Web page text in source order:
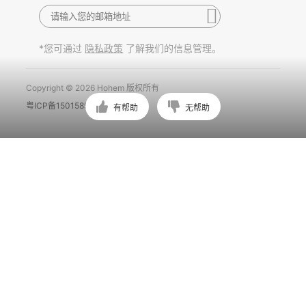
有帮助 无帮助
*您可通过 隐私政策 了解我们的信息管理。
Copyright © 2026 Hohem 版权所有
粤ICP备15015897号